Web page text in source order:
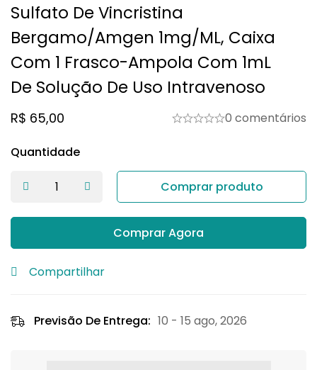
Sulfato De Vincristina
Bergamo/Amgen 1mg/mL, Caixa
Com 1 Frasco-Ampola Com 1mL
De Solução De Uso Intravenoso
R$ 65,00 0 comentários
Quantidade
Comprar produto
Comprar Agora
Compartilhar
Previsão De Entrega: 10 - 15 ago, 2026